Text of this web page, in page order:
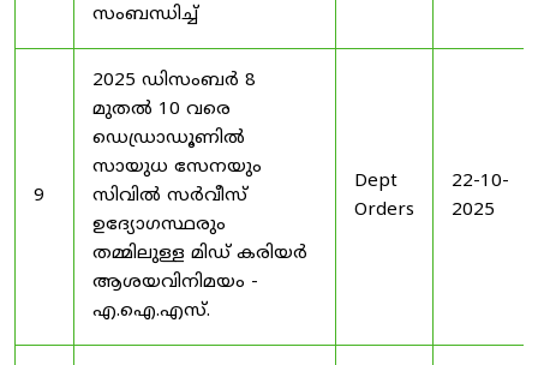
സംബന്ധിച്ച്
9
2025 ഡിസംബർ 8
മുതൽ 10 വരെ
ഡെഡ്രാഡൂണിൽ
സായുധ സേനയും
സിവിൽ സർവീസ്
ഉദ്യോഗസ്ഥരും
തമ്മിലുള്ള മിഡ് കരിയർ
ആശയവിനിമയം -
എ.ഐ.എസ്.
Dept
Orders
22-10-
2025